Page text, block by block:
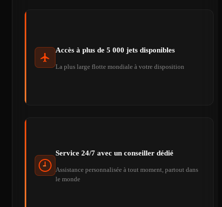
Accès à plus de 5 000 jets disponibles
La plus large flotte mondiale à votre disposition
Service 24/7 avec un conseiller dédié
Assistance personnalisée à tout moment, partout dans
le monde